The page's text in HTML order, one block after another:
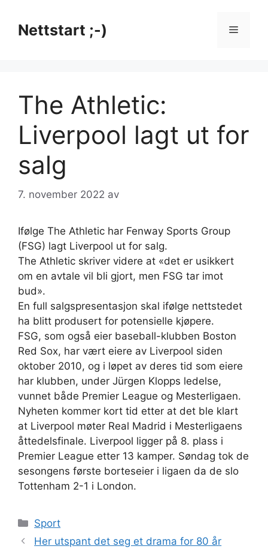
innholdNettstart ;-) Meny
The Athletic:
Liverpool lagt ut for
salg
7. november 2022 av
Ifølge The Athletic har Fenway Sports Group
(FSG) lagt Liverpool ut for salg.
The Athletic skriver videre at «det er usikkert
om en avtale vil bli gjort, men FSG tar imot
bud».
En full salgspresentasjon skal ifølge nettstedet
ha blitt produsert for potensielle kjøpere.
FSG, som også eier baseball-klubben Boston
Red Sox, har vært eiere av Liverpool siden
oktober 2010, og i løpet av deres tid som eiere
har klubben, under Jürgen Klopps ledelse,
vunnet både Premier League og Mesterligaen.
Nyheten kommer kort tid etter at det ble klart
at Liverpool møter Real Madrid i Mesterligaens
åttedelsfinale. Liverpool ligger på 8. plass i
Premier League etter 13 kamper. Søndag tok de
sesongens første borteseier i ligaen da de slo
Tottenham 2-1 i London.
Kategorier
Sport
Her utspant det seg et drama for 80 år